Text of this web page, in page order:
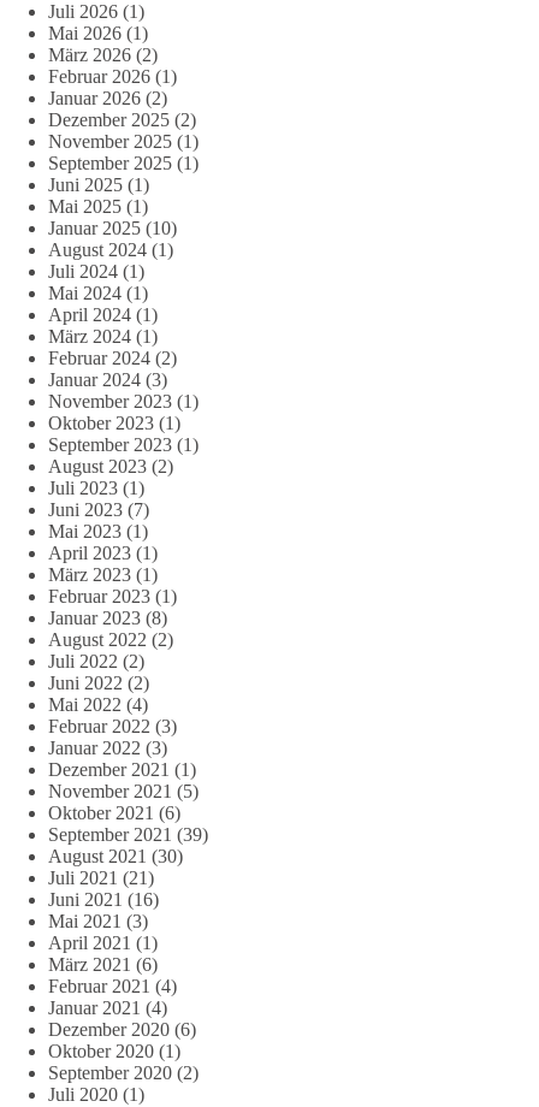
Juli 2026 (1)
Mai 2026 (1)
März 2026 (2)
Februar 2026 (1)
Januar 2026 (2)
Dezember 2025 (2)
November 2025 (1)
September 2025 (1)
Juni 2025 (1)
Mai 2025 (1)
Januar 2025 (10)
August 2024 (1)
Juli 2024 (1)
Mai 2024 (1)
April 2024 (1)
März 2024 (1)
Februar 2024 (2)
Januar 2024 (3)
November 2023 (1)
Oktober 2023 (1)
September 2023 (1)
August 2023 (2)
Juli 2023 (1)
Juni 2023 (7)
Mai 2023 (1)
April 2023 (1)
März 2023 (1)
Februar 2023 (1)
Januar 2023 (8)
August 2022 (2)
Juli 2022 (2)
Juni 2022 (2)
Mai 2022 (4)
Februar 2022 (3)
Januar 2022 (3)
Dezember 2021 (1)
November 2021 (5)
Oktober 2021 (6)
September 2021 (39)
August 2021 (30)
Juli 2021 (21)
Juni 2021 (16)
Mai 2021 (3)
April 2021 (1)
März 2021 (6)
Februar 2021 (4)
Januar 2021 (4)
Dezember 2020 (6)
Oktober 2020 (1)
September 2020 (2)
Juli 2020 (1)